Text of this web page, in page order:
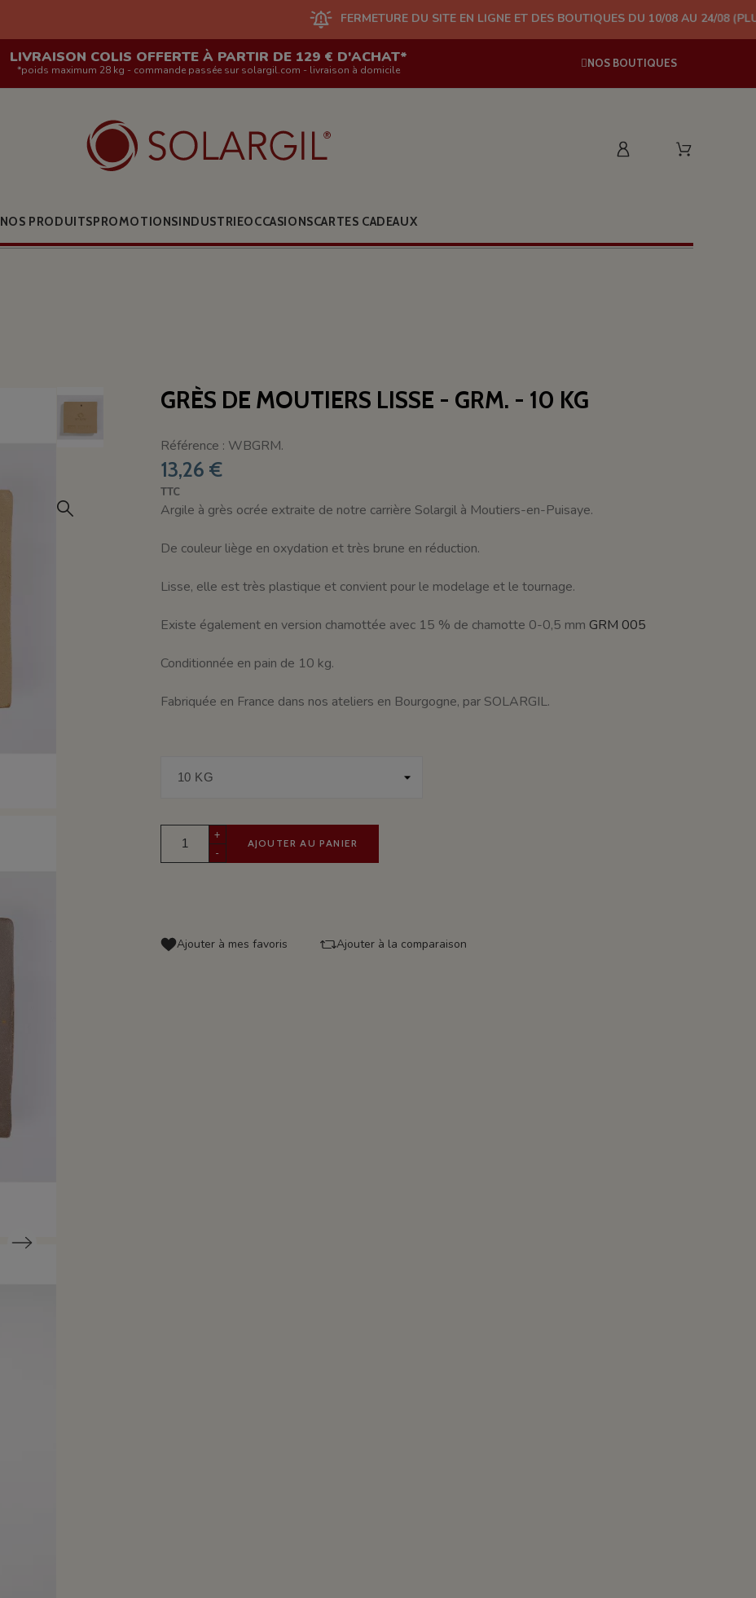
FERMETURE DU SITE EN LIGNE ET DES BOUTIQUES DU 10/08 AU 24/08 (PLUS
LIVRAISON COLIS OFFERTE À PARTIR DE 129 € D'ACHAT*
*poids maximum 28 kg - commande passée sur solargil.com - livraison à domicile
NOS BOUTIQUES
NOS PRODUITSPROMOTIONSINDUSTRIEOCCASIONSCARTES CADEAUX
GRÈS DE MOUTIERS LISSE - GRM. - 10 KG
Référence : WBGRM.
13,26 €
TTC
Argile à grès ocrée extraite de notre carrière Solargil à Moutiers-en-Puisaye.
De couleur liège en oxydation et très brune en réduction.
Lisse, elle est très plastique et convient pour le modelage et le tournage.
Existe également en version chamottée avec 15 % de chamotte 0-0,5 mm GRM 005
Conditionnée en pain de 10 kg.
Fabriquée en France dans nos ateliers en Bourgogne, par SOLARGIL.
+
-
AJOUTER AU PANIER
Ajouter à mes favoris Ajouter à la comparaison